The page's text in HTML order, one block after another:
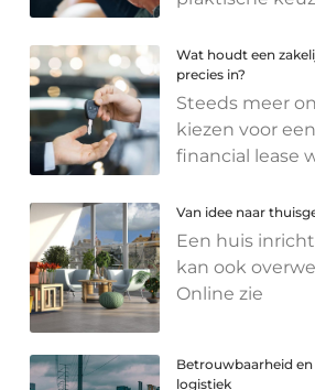
Wat houdt een
precies in?
Steeds meer
kiezen voor
financial lease
Van idee naar
Een huis
kan ook
Online zie
Betrouwbaarheid
logistiek